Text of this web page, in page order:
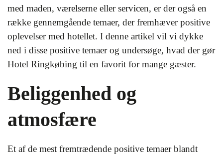
med maden, værelserne eller servicen, er der også en
række gennemgående temaer, der fremhæver positive
oplevelser med hotellet. I denne artikel vil vi dykke
ned i disse positive temaer og undersøge, hvad der gør
Hotel Ringkøbing til en favorit for mange gæster.
Beliggenhed og
atmosfære
Et af de mest fremtrædende positive temaer blandt